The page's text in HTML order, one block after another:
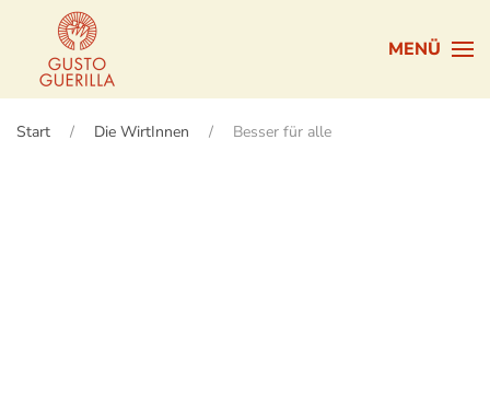
Zum Hauptinhalt springen
MENÜ
Start Die WirtInnen Besser für alle